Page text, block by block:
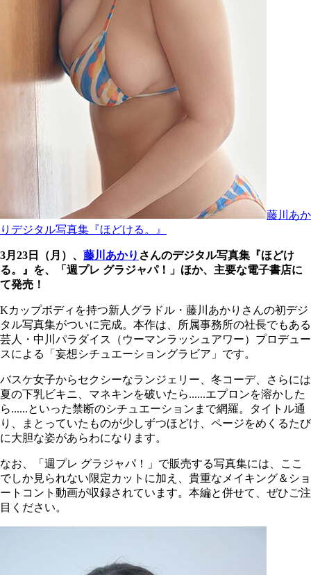
藤川あか
りデジタル写真集『ほどける。』
3月23日（月）、 藤川あかり さんのデジタル写真集『ほどけ
る。』を、「週プレ グラジャパ！」ほか、主要な電子書店に
て発売！
Kカップボディを持つ新人グラドル・藤川あかりさんの初デジ
タル写真集がついに完成。本作は、所属事務所の社長でもある
芸人・中川パラダイス（ウーマンラッシュアワー）プロデュー
スによる「妄想シチュエーショングラビア」です。
バスケ女子からセクシーなランジェリー、冬コーデ、さらには
夏の下乳ビキニ、マネキンを破いたら......エプロンを溶かした
ら......といった禁断のシチュエーションまで網羅。タイトル通
り、まとっていたものが少しずつほどけ、ページをめくるたび
に大胆な姿があらわになります。
なお、「週プレ グラジャパ！」で販売する写真集には、ここ
でしか見られない限定カットに加え、貴重なメイキング＆ショ
ートコント動画が収録されています。本編と併せて、ぜひご注
目ください。